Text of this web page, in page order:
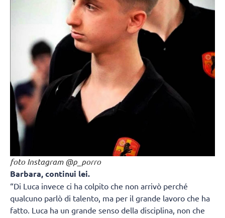
foto Instagram @p_porro
Barbara, continui lei.
“Di Luca invece ci ha colpito che non arrivò perché
qualcuno parlò di talento, ma per il grande lavoro che ha
fatto. Luca ha un grande senso della disciplina, non che